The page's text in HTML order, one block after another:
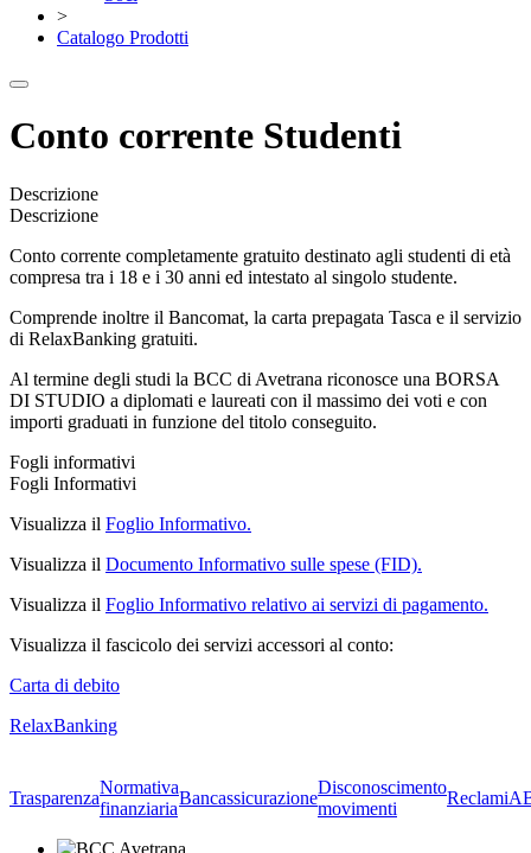
>
Catalogo Prodotti
Conto corrente Studenti
Descrizione
Descrizione
Conto corrente completamente gratuito destinato agli studenti di età
compresa tra i 18 e i 30 anni ed intestato al singolo studente.
Comprende inoltre il Bancomat, la carta prepagata Tasca e il servizio
di RelaxBanking gratuiti.
Al termine degli studi la BCC di Avetrana riconosce una BORSA
DI STUDIO a diplomati e laureati con il massimo dei voti e con
importi graduati in funzione del titolo conseguito.
Fogli informativi
Fogli Informativi
Visualizza il Foglio Informativo.
Visualizza il Documento Informativo sulle spese (FID).
Visualizza il Foglio Informativo relativo ai servizi di pagamento.
Visualizza il fascicolo dei servizi accessori al conto:
Carta di debito
RelaxBanking
Trasparenza
Normativa
finanziaria
Bancassicurazione
Disconoscimento
movimenti
Reclami